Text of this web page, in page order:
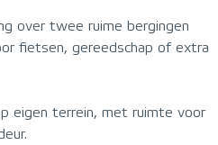
over twee ruime bergingen
fietsen, gereedschap of extra
eigen terrein, met ruimte voor